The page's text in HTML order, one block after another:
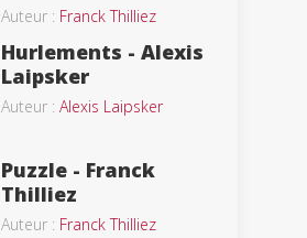
Auteur : Franck Thilliez
Hurlements - Alexis
Laipsker
Auteur : Alexis Laipsker
Puzzle - Franck
Thilliez
Auteur : Franck Thilliez